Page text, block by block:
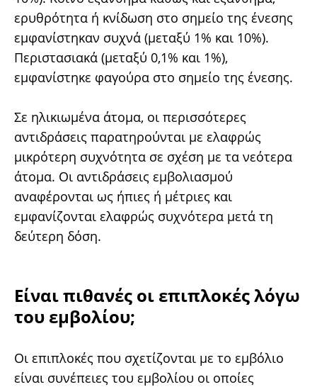
ερυθρότητα ή κνίδωση στο σημείο της ένεσης
εμφανίστηκαν συχνά (μεταξύ 1% και 10%).
Περιστασιακά (μεταξύ 0,1% και 1%),
εμφανίστηκε φαγούρα στο σημείο της ένεσης.
Σε ηλικιωμένα άτομα, οι περισσότερες
αντιδράσεις παρατηρούνται με ελαφρώς
μικρότερη συχνότητα σε σχέση με τα νεότερα
άτομα. Οι αντιδράσεις εμβολιασμού
αναφέρονται ως ήπιες ή μέτριες και
εμφανίζονται ελαφρώς συχνότερα μετά τη
δεύτερη δόση.
Είναι πιθανές οι επιπλοκές λόγω
του εμβολίου;
Οι επιπλοκές που σχετίζονται με το εμβόλιο
είναι συνέπειες του εμβολίου οι οποίες